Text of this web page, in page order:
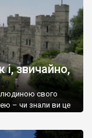
і, звичайно,
людиною свого
– чи знали ви це